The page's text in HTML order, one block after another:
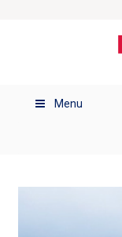
Menu